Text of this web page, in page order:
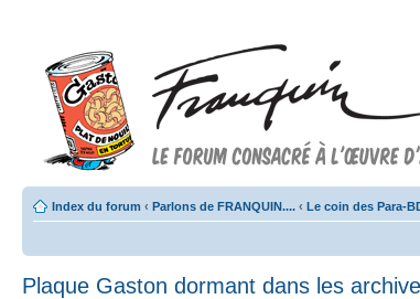
Index du forum ‹ Parlons de FRANQUIN.... ‹ Le coin des Para-
Plaque Gaston dormant dans les